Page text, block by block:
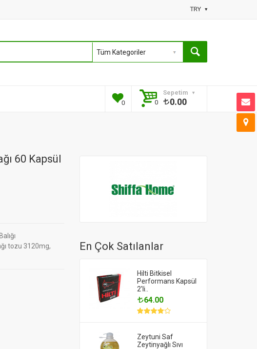
TRY
0
Sepetim
0
0.00
60 Kapsül
tozu 3120mg,
En Çok Satılanlar
Hilti Bitkisel
Performans Kapsül
2'li..
64.00
Zeytuni Saf
Zeytinyağlı Sıvı